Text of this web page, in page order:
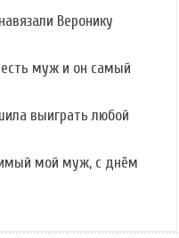
Веронику
муж и он самый
выиграть любой
мой муж, с днём